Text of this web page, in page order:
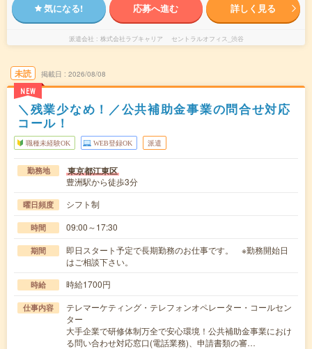
気になる! 応募へ進む 詳しく見る
派遣会社 株式会社ラブキャリア セントラルオフィス_渋谷
未読
NEW
掲載日 2026/08/08
＼残業少なめ！／公共補助金事業の問合せ対応
コール！
職種未経験OK WEB登録OK 派遣
勤務地 東京都江東区
豊洲駅から徒歩3分
曜日頻度 シフト制
時間 09:00～17:30
期間
即日スタート予定で長期勤務のお仕事です。 ※勤務開始日
はご相談下さい。
時給 時給1700円
仕事内容
テレマーケティング・テレフォンオペレーター・コールセン
ター
大手企業で研修体制万全で安心環境！公共補助金事業におけ
る問い合わせ対応窓口(電話業務)、申請書類の審…